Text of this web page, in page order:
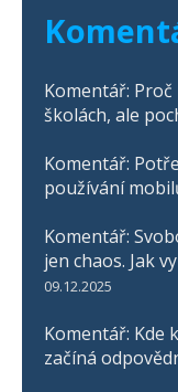
Komentář:
školách, ale
Komentář:
používání
Komentář:
jen chaos. Jak
09.12.2025
Komentář: Kde
začíná